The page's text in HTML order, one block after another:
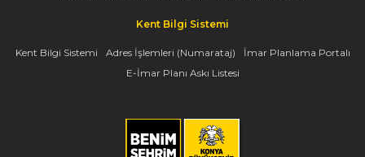
Kent Bilgi Sistemi
Kent Bilgi Sistemi Adres İşlemleri (Numarataj)
İmar Planlama Portalı
E-İmar Planı Askı Listesi